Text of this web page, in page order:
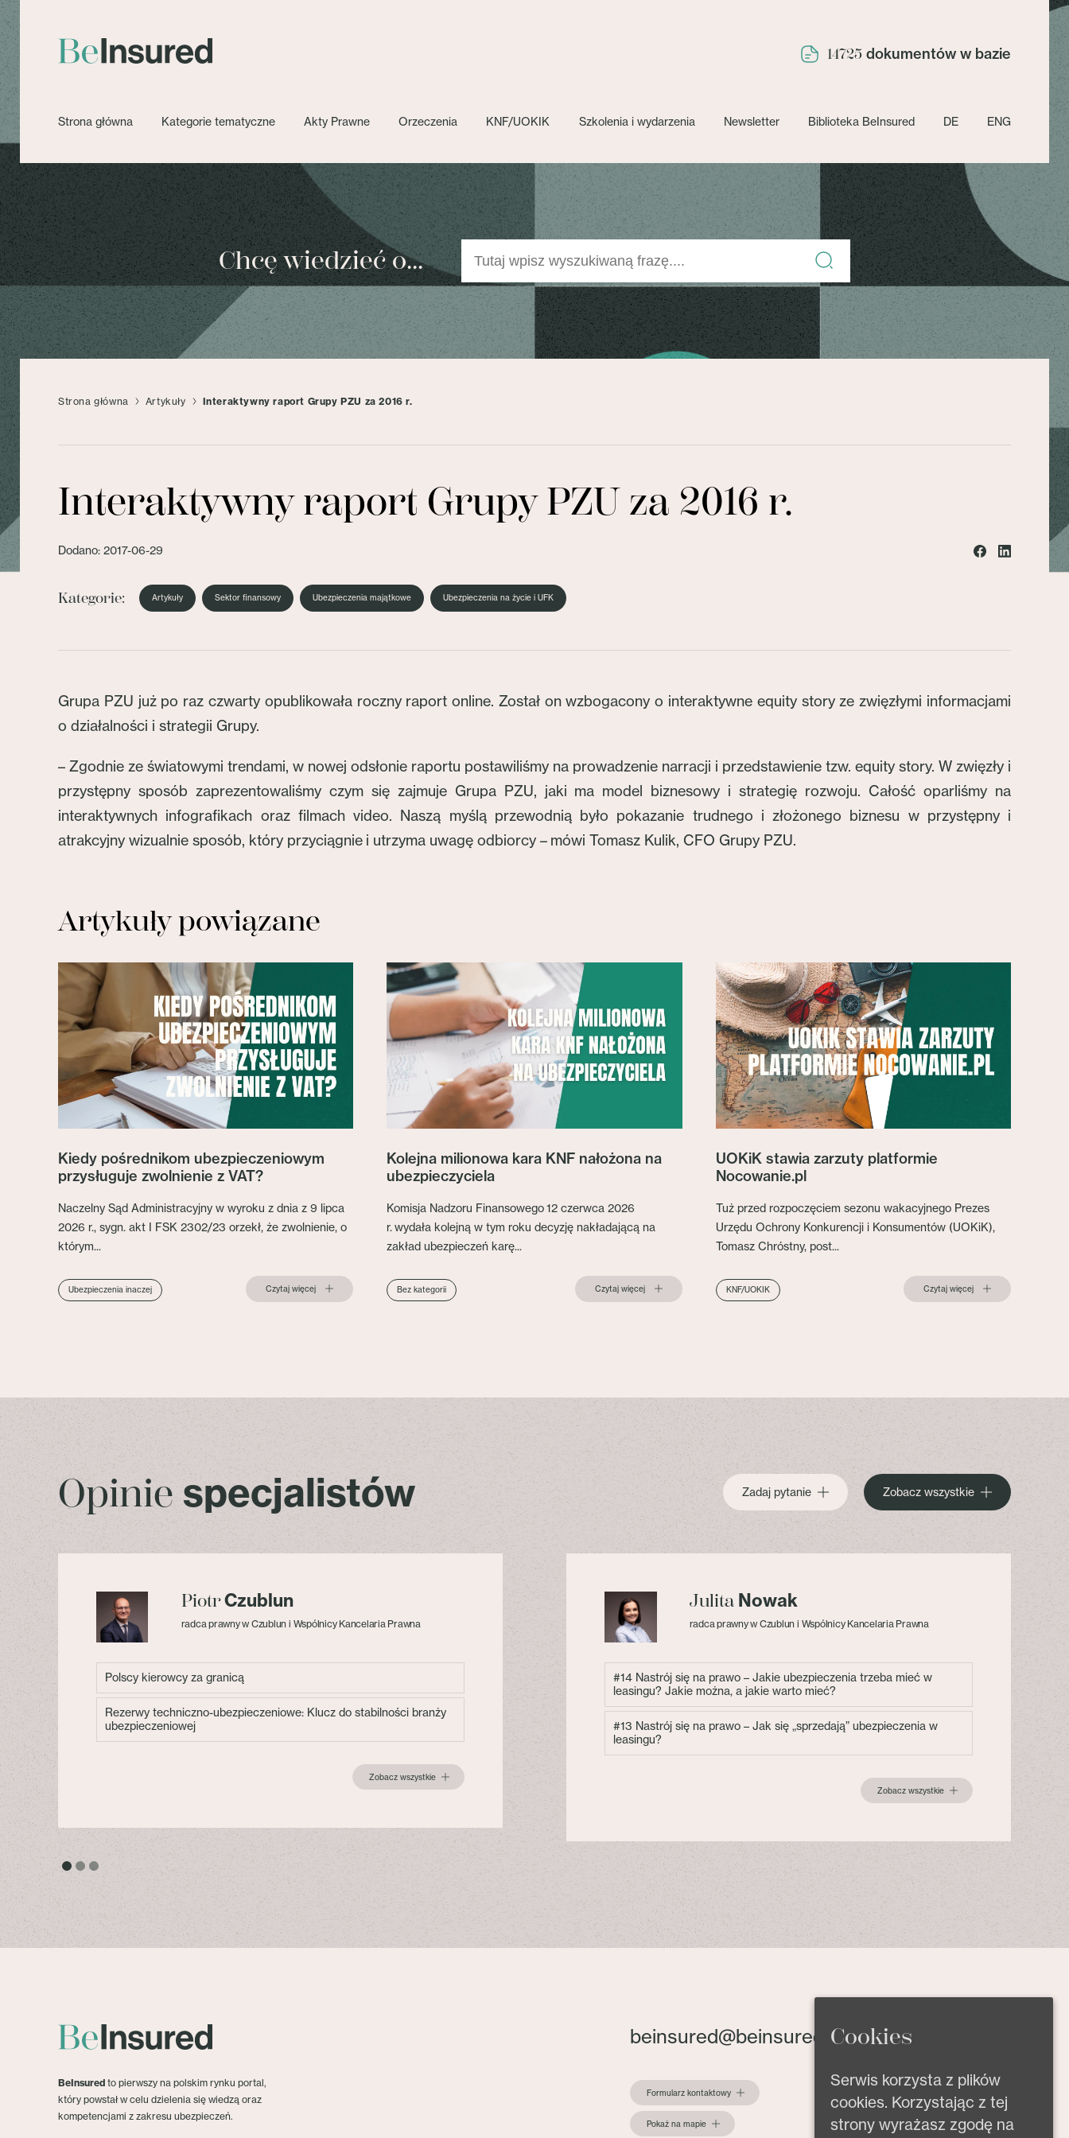
14725 dokumentów w bazie
Strona główna Kategorie tematyczne Akty Prawne Orzeczenia KNF/UOKIK Szkolenia i wydarzenia Newsletter Biblioteka BeInsured DE ENG
Chcę wiedzieć o...
Strona główna Artykuły Interaktywny raport Grupy PZU za 2016 r.
Interaktywny raport Grupy PZU za 2016 r.
Dodano: 2017-06-29
Kategorie: Artykuły Sektor finansowy Ubezpieczenia majątkowe Ubezpieczenia na życie i UFK
Grupa PZU już po raz czwarty opublikowała roczny raport online. Został on wzbogacony o interaktywne equity story ze zwięzłymi informacjami
o działalności i strategii Grupy.
– Zgodnie ze światowymi trendami, w nowej odsłonie raportu postawiliśmy na prowadzenie narracji i przedstawienie tzw. equity story. W zwięzły i
przystępny sposób zaprezentowaliśmy czym się zajmuje Grupa PZU, jaki ma model biznesowy i strategię rozwoju. Całość oparliśmy na
interaktywnych infografikach oraz filmach video. Naszą myślą przewodnią było pokazanie trudnego i złożonego biznesu w przystępny i
atrakcyjny wizualnie sposób, który przyciągnie i utrzyma uwagę odbiorcy – mówi Tomasz Kulik, CFO Grupy PZU.
Artykuły powiązane
Kiedy pośrednikom ubezpieczeniowym
przysługuje zwolnienie z VAT?
Naczelny Sąd Administracyjny w wyroku z dnia z 9 lipca
2026 r., sygn. akt I FSK 2302/23 orzekł, że zwolnienie, o
którym...
Ubezpieczenia inaczej Czytaj więcej
Kolejna milionowa kara KNF nałożona na
ubezpieczyciela
Komisja Nadzoru Finansowego 12 czerwca 2026
r. wydała kolejną w tym roku decyzję nakładającą na
zakład ubezpieczeń karę...
Bez kategorii Czytaj więcej
UOKiK stawia zarzuty platformie
Nocowanie.pl
Tuż przed rozpoczęciem sezonu wakacyjnego Prezes
Urzędu Ochrony Konkurencji i Konsumentów (UOKiK),
Tomasz Chróstny, post...
KNF/UOKIK Czytaj więcej
Opinie specjalistów Zadaj pytanie Zobacz wszystkie
PiotrCzublun
radca prawny w Czublun i Wspólnicy Kancelaria Prawna
Polscy kierowcy za granicą
Rezerwy techniczno-ubezpieczeniowe: Klucz do stabilności branży
ubezpieczeniowej
Zobacz wszystkie
Julita Nowak
radca prawny w Czublun i Wspólnicy Kancelaria Prawna
#14 Nastrój się na prawo – Jakie ubezpieczenia trzeba mieć w
leasingu? Jakie można, a jakie warto mieć?
#13 Nastrój się na prawo – Jak się „sprzedają” ubezpieczenia w
leasingu?
Zobacz wszystkie
BeInsured to pierwszy na polskim rynku portal,
który powstał w celu dzielenia się wiedzą oraz
kompetencjami z zakresu ubezpieczeń.
beinsured@beinsured.pl
Formularz kontaktowy
Pokaż na mapie
Cookies
Serwis korzysta z plików
cookies. Korzystając z tej
strony wyrażasz zgodę na